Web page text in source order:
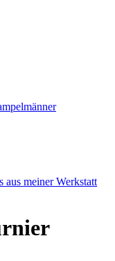
aus meiner Werkstatt